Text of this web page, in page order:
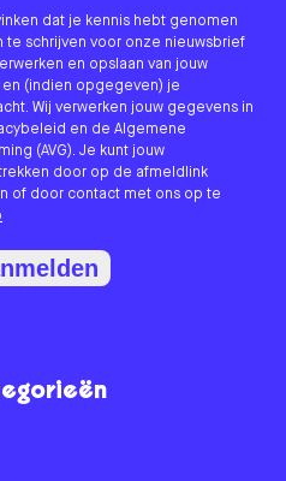
dat je kennis hebt genomen
te schrijven voor onze nieuwsbrief
en opslaan van jouw
(indien opgegeven) je
Wij verwerken jouw gegevens in
en de Algemene
(AVG). Je kunt jouw
door op de afmeldlink
of door contact met ons op te